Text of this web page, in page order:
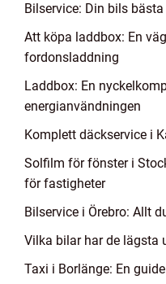
Bilservice: Din bils
Att köpa laddbox: En
fordonsladdning
Laddbox: En
energianvändningen
Komplett däckservice i
Solfilm för fönster i
för fastigheter
Bilservice i Örebro: Allt
Vilka bilar har de lägsta
Taxi i Borlänge: En